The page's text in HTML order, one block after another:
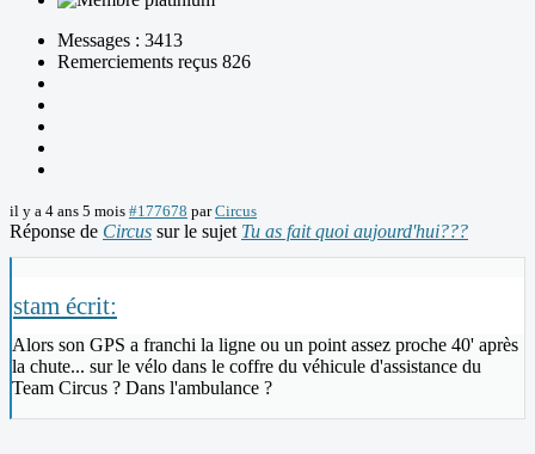
Messages : 3413
Remerciements reçus 826
il y a 4 ans 5 mois #177678 parCircus
Réponse de Circus sur le sujet Tu as fait quoi aujourd'hui???
stam écrit:
Alors son GPS a franchi la ligne ou un point assez proche 40' après
la chute... sur le vélo dans le coffre du véhicule d'assistance du
Team Circus ? Dans l'ambulance ?